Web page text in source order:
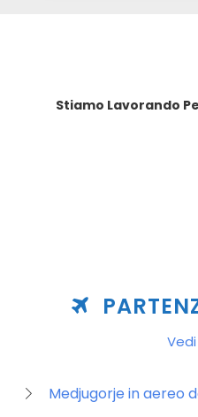
Stiamo Lavorando
Medjugorje in aereo